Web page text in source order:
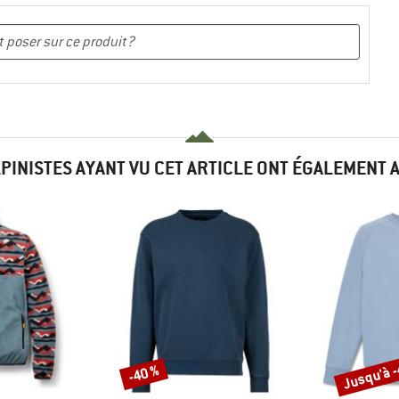
AYANT VU CET ARTICLE ONT ÉGALEMENT
Remise
-40 % Remise
Jusqu'à